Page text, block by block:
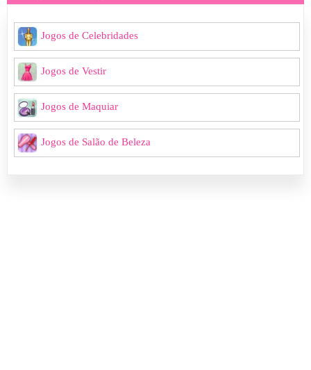
Jogos de Celebridades
Jogos de Vestir
Jogos de Maquiar
Jogos de Salão de Beleza